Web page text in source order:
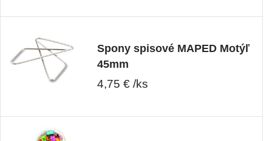
Spony spisové MAPED Motýľ
45mm
4,75 € /ks